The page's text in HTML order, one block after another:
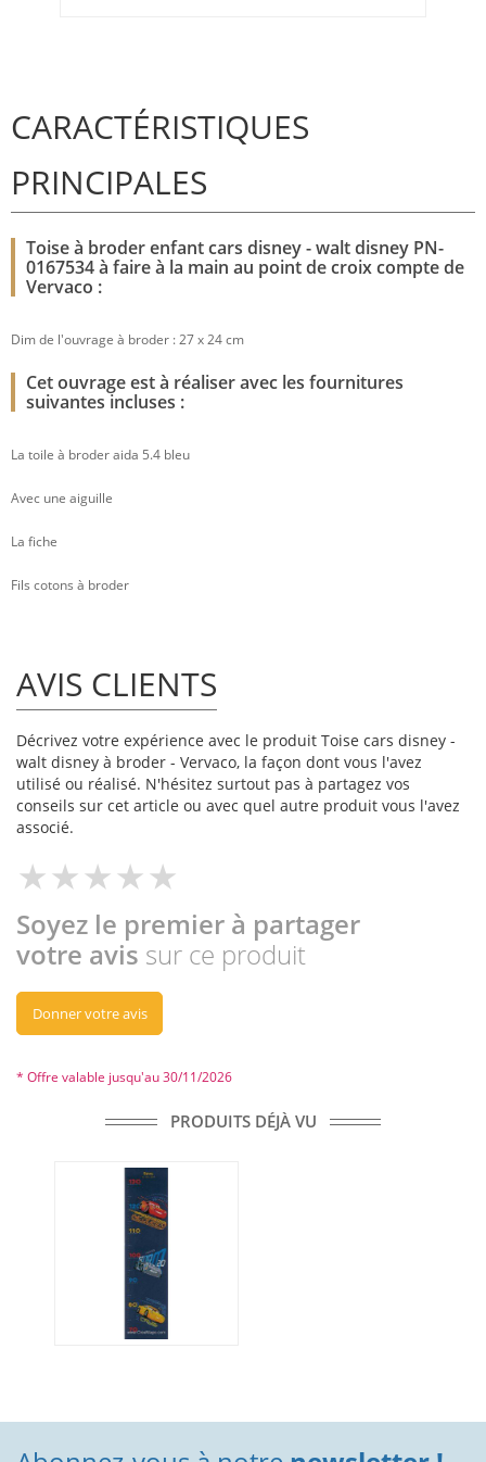
CARACTÉRISTIQUES
PRINCIPALES
Toise à broder enfant cars disney - walt disney PN-
0167534 à faire à la main au point de croix compte de
Vervaco :
Dim de l'ouvrage à broder : 27 x 24 cm
Cet ouvrage est à réaliser avec les fournitures
suivantes incluses :
La toile à broder aida 5.4 bleu
Avec une aiguille
La fiche
Fils cotons à broder
AVIS CLIENTS
Décrivez votre expérience avec le produit Toise cars disney -
walt disney à broder - Vervaco, la façon dont vous l'avez
utilisé ou réalisé. N'hésitez surtout pas à partagez vos
conseils sur cet article ou avec quel autre produit vous l'avez
associé.
Soyez le premier à partager
votre avis sur ce produit
Donner votre avis
* Offre valable jusqu'au 30/11/2026
PRODUITS DÉJÀ VU